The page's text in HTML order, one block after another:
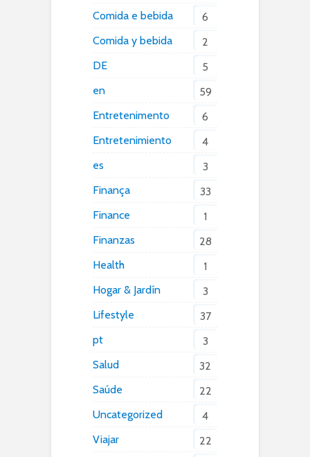
Comida e bebida
6
Comida y bebida
2
DE
5
en
59
Entretenimento
6
Entretenimiento
4
es
3
Finança
33
Finance
1
Finanzas
28
Health
1
Hogar & Jardín
3
Lifestyle
37
pt
3
Salud
32
Saúde
22
Uncategorized
4
Viajar
22